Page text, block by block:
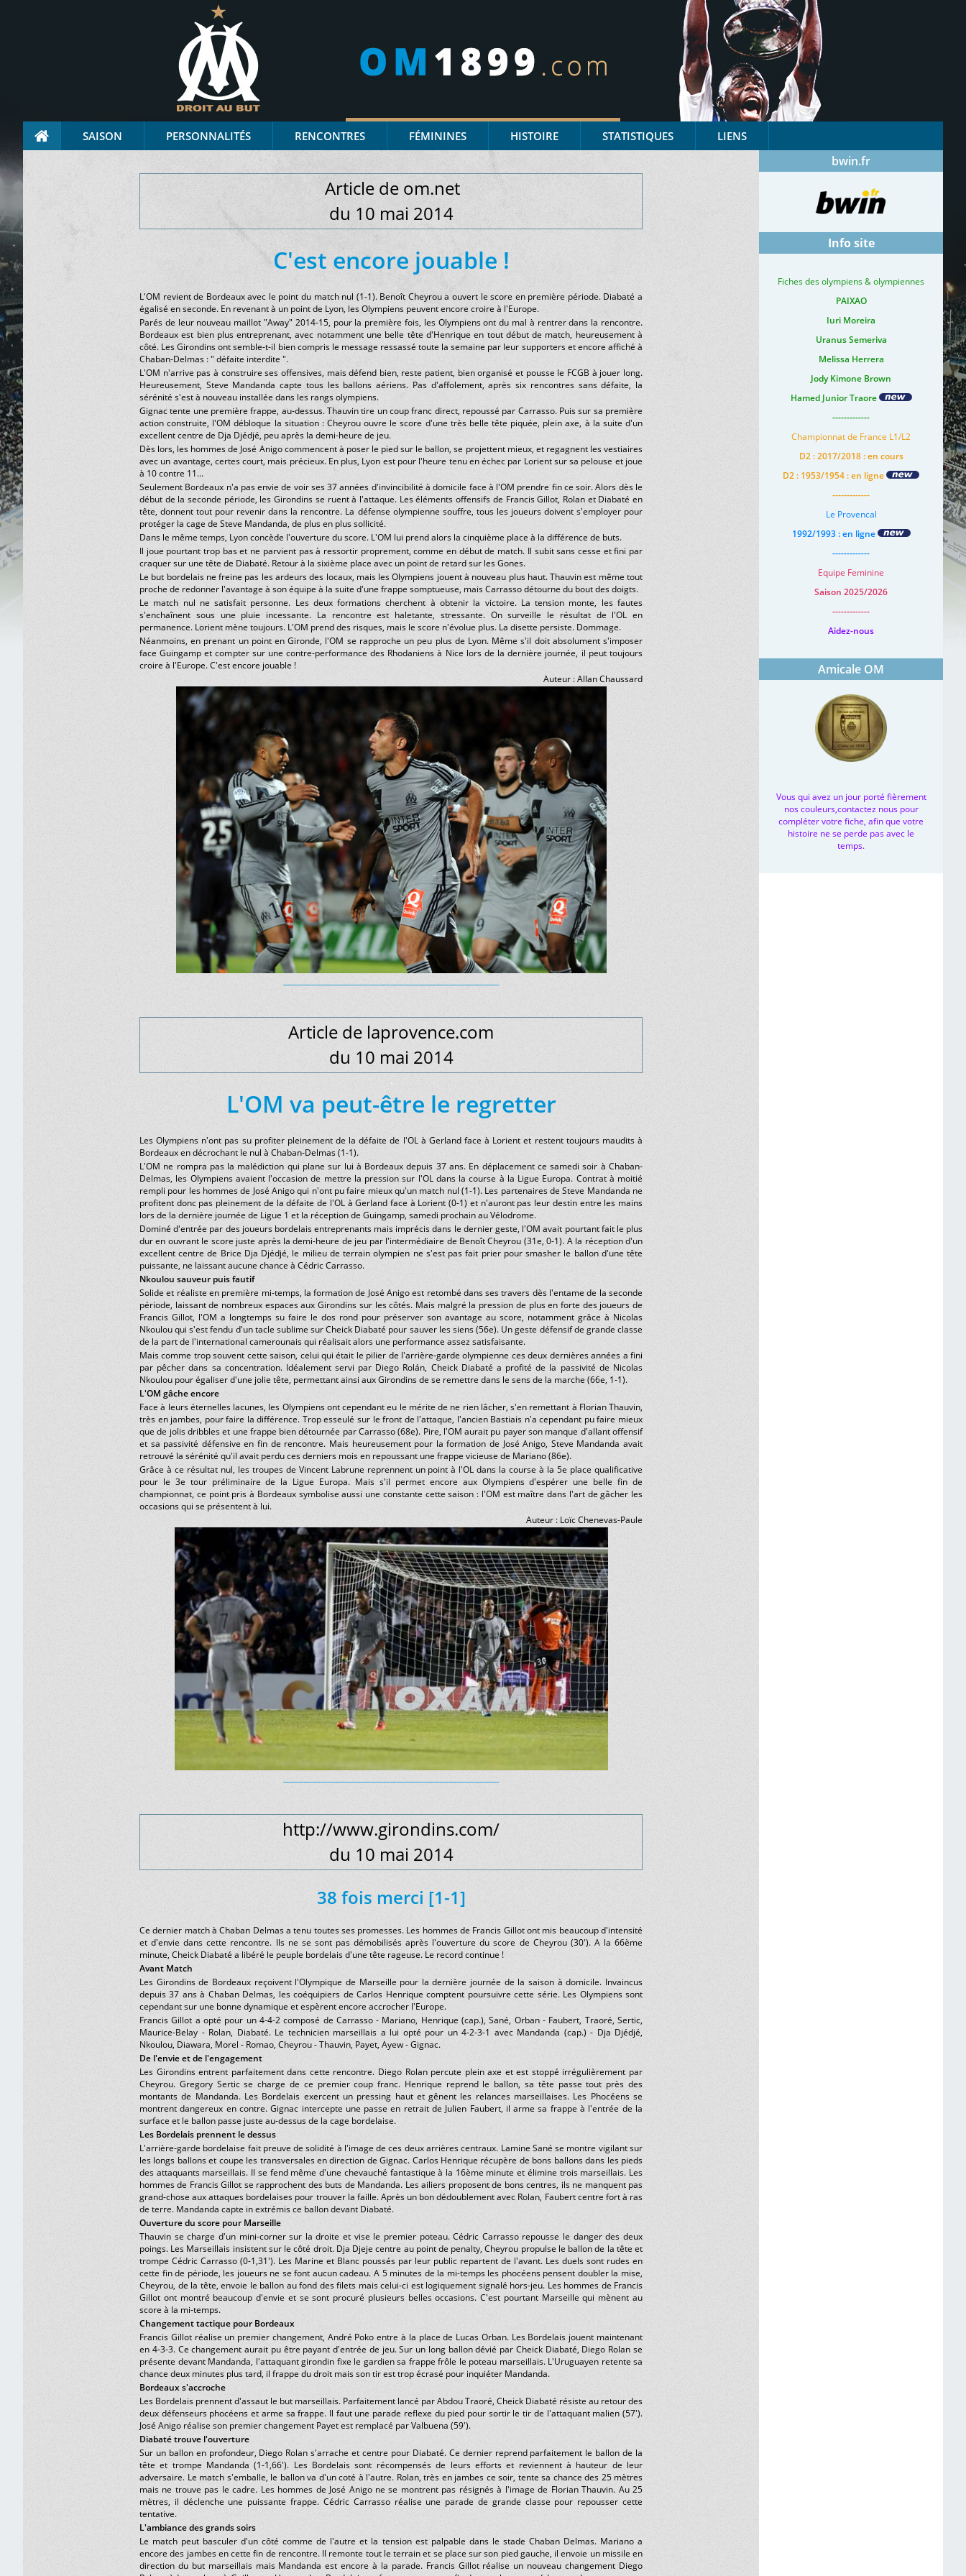
SAISON PERSONNALITÉS RENCONTRES FÉMININES HISTOIRE STATISTIQUES LIENS
.Article de om.net
du 10 mai 2014
C'est encore jouable !
L'OM revient de Bordeaux avec le point du match nul (1-1). Benoît Cheyrou a ouvert le score en première période. Diabaté a
égalisé en seconde. En revenant à un point de Lyon, les Olympiens peuvent encore croire à l'Europe.
Parés de leur nouveau maillot "Away" 2014-15, pour la première fois, les Olympiens ont du mal à rentrer dans la rencontre.
Bordeaux est bien plus entreprenant, avec notamment une belle tête d'Henrique en tout début de match, heureusement à
côté. Les Girondins ont semble-t-il bien compris le message ressassé toute la semaine par leur supporters et encore affiché à
Chaban-Delmas : " défaite interdite ".
L'OM n'arrive pas à construire ses offensives, mais défend bien, reste patient, bien organisé et pousse le FCGB à jouer long.
Heureusement, Steve Mandanda capte tous les ballons aériens. Pas d'affolement, après six rencontres sans défaite, la
sérénité s'est à nouveau installée dans les rangs olympiens.
Gignac tente une première frappe, au-dessus. Thauvin tire un coup franc direct, repoussé par Carrasso. Puis sur sa première
action construite, l'OM débloque la situation : Cheyrou ouvre le score d'une très belle tête piquée, plein axe, à la suite d'un
excellent centre de Dja Djédjé, peu après la demi-heure de jeu.
Dès lors, les hommes de José Anigo commencent à poser le pied sur le ballon, se projettent mieux, et regagnent les vestiaires
avec un avantage, certes court, mais précieux. En plus, Lyon est pour l'heure tenu en échec par Lorient sur sa pelouse et joue
à 10 contre 11...
Seulement Bordeaux n'a pas envie de voir ses 37 années d'invincibilité à domicile face à l'OM prendre fin ce soir. Alors dès le
début de la seconde période, les Girondins se ruent à l'attaque. Les éléments offensifs de Francis Gillot, Rolan et Diabaté en
tête, donnent tout pour revenir dans la rencontre. La défense olympienne souffre, tous les joueurs doivent s'employer pour
protéger la cage de Steve Mandanda, de plus en plus sollicité.
Dans le même temps, Lyon concède l'ouverture du score. L'OM lui prend alors la cinquième place à la différence de buts.
Il joue pourtant trop bas et ne parvient pas à ressortir proprement, comme en début de match. Il subit sans cesse et fini par
craquer sur une tête de Diabaté. Retour à la sixième place avec un point de retard sur les Gones.
Le but bordelais ne freine pas les ardeurs des locaux, mais les Olympiens jouent à nouveau plus haut. Thauvin est même tout
proche de redonner l'avantage à son équipe à la suite d'une frappe somptueuse, mais Carrasso détourne du bout des doigts.
Le match nul ne satisfait personne. Les deux formations cherchent à obtenir la victoire. La tension monte, les fautes
s'enchaînent sous une pluie incessante. La rencontre est haletante, stressante. On surveille le résultat de l'OL en
permanence. Lorient mène toujours. L'OM prend des risques, mais le score n'évolue plus. La disette persiste. Dommage.
Néanmoins, en prenant un point en Gironde, l'OM se rapproche un peu plus de Lyon. Même s'il doit absolument s'imposer
face Guingamp et compter sur une contre-performance des Rhodaniens à Nice lors de la dernière journée, il peut toujours
croire à l'Europe. C'est encore jouable !
Auteur : Allan Chaussard
Article de laprovence.com
du 10 mai 2014
.
L'OM va peut-être le regretter
Les Olympiens n'ont pas su profiter pleinement de la défaite de l'OL à Gerland face à Lorient et restent toujours maudits à
Bordeaux en décrochant le nul à Chaban-Delmas (1-1).
L'OM ne rompra pas la malédiction qui plane sur lui à Bordeaux depuis 37 ans. En déplacement ce samedi soir à Chaban-
Delmas, les Olympiens avaient l'occasion de mettre la pression sur l'OL dans la course à la Ligue Europa. Contrat à moitié
rempli pour les hommes de José Anigo qui n'ont pu faire mieux qu'un match nul (1-1). Les partenaires de Steve Mandanda ne
profitent donc pas pleinement de la défaite de l'OL à Gerland face à Lorient (0-1) et n'auront pas leur destin entre les mains
lors de la dernière journée de Ligue 1 et la réception de Guingamp, samedi prochain au Vélodrome.
Dominé d'entrée par des joueurs bordelais entreprenants mais imprécis dans le dernier geste, l'OM avait pourtant fait le plus
dur en ouvrant le score juste après la demi-heure de jeu par l'intermédiaire de Benoît Cheyrou (31e, 0-1). A la réception d'un
excellent centre de Brice Dja Djédjé, le milieu de terrain olympien ne s'est pas fait prier pour smasher le ballon d'une tête
puissante, ne laissant aucune chance à Cédric Carrasso.
Nkoulou sauveur puis fautif
Solide et réaliste en première mi-temps, la formation de José Anigo est retombé dans ses travers dès l'entame de la seconde
période, laissant de nombreux espaces aux Girondins sur les côtés. Mais malgré la pression de plus en forte des joueurs de
Francis Gillot, l'OM a longtemps su faire le dos rond pour préserver son avantage au score, notamment grâce à Nicolas
Nkoulou qui s'est fendu d'un tacle sublime sur Cheick Diabaté pour sauver les siens (56e). Un geste défensif de grande classe
de la part de l'international camerounais qui réalisait alors une performance assez satisfaisante.
Mais comme trop souvent cette saison, celui qui était le pilier de l'arrière-garde olympienne ces deux dernières années a fini
par pêcher dans sa concentration. Idéalement servi par Diego Rolán, Cheick Diabaté a profité de la passivité de Nicolas
Nkoulou pour égaliser d'une jolie tête, permettant ainsi aux Girondins de se remettre dans le sens de la marche (66e, 1-1).
L'OM gâche encore
Face à leurs éternelles lacunes, les Olympiens ont cependant eu le mérite de ne rien lâcher, s'en remettant à Florian Thauvin,
très en jambes, pour faire la différence. Trop esseulé sur le front de l'attaque, l'ancien Bastiais n'a cependant pu faire mieux
que de jolis dribbles et une frappe bien détournée par Carrasso (68e). Pire, l'OM aurait pu payer son manque d'allant offensif
et sa passivité défensive en fin de rencontre. Mais heureusement pour la formation de José Anigo, Steve Mandanda avait
retrouvé la sérénité qu'il avait perdu ces derniers mois en repoussant une frappe vicieuse de Mariano (86e).
Grâce à ce résultat nul, les troupes de Vincent Labrune reprennent un point à l'OL dans la course à la 5e place qualificative
pour le 3e tour préliminaire de la Ligue Europa. Mais s'il permet encore aux Olympiens d'espérer une belle fin de
championnat, ce point pris à Bordeaux symbolise aussi une constante cette saison : l'OM est maître dans l'art de gâcher les
occasions qui se présentent à lui.
Auteur : Loïc Chenevas-Paule
.
http://www.girondins.com/
du 10 mai 2014
.
38 fois merci [1-1]
Ce dernier match à Chaban Delmas a tenu toutes ses promesses. Les hommes de Francis Gillot ont mis beaucoup d'intensité
et d'envie dans cette rencontre. Ils ne se sont pas démobilisés après l'ouverture du score de Cheyrou (30'). A la 66ème
minute, Cheick Diabaté a libéré le peuple bordelais d'une tête rageuse. Le record continue !
Avant Match
Les Girondins de Bordeaux reçoivent l'Olympique de Marseille pour la dernière journée de la saison à domicile. Invaincus
depuis 37 ans à Chaban Delmas, les coéquipiers de Carlos Henrique comptent poursuivre cette série. Les Olympiens sont
cependant sur une bonne dynamique et espèrent encore accrocher l'Europe.
Francis Gillot a opté pour un 4-4-2 composé de Carrasso - Mariano, Henrique (cap.), Sané, Orban - Faubert, Traoré, Sertic,
Maurice-Belay - Rolan, Diabaté. Le technicien marseillais a lui opté pour un 4-2-3-1 avec Mandanda (cap.) - Dja Djédjé,
Nkoulou, Diawara, Morel - Romao, Cheyrou - Thauvin, Payet, Ayew - Gignac.
De l'envie et de l'engagement
Les Girondins entrent parfaitement dans cette rencontre. Diego Rolan percute plein axe et est stoppé irrégulièrement par
Cheyrou. Gregory Sertic se charge de ce premier coup franc. Henrique reprend le ballon, sa tête passe tout près des
montants de Mandanda. Les Bordelais exercent un pressing haut et gênent les relances marseillaises. Les Phocéens se
montrent dangereux en contre. Gignac intercepte une passe en retrait de Julien Faubert, il arme sa frappe à l'entrée de la
surface et le ballon passe juste au-dessus de la cage bordelaise.
Les Bordelais prennent le dessus
L'arrière-garde bordelaise fait preuve de solidité à l'image de ces deux arrières centraux. Lamine Sané se montre vigilant sur
les longs ballons et coupe les transversales en direction de Gignac. Carlos Henrique récupère de bons ballons dans les pieds
des attaquants marseillais. Il se fend même d'une chevauché fantastique à la 16ème minute et élimine trois marseillais. Les
hommes de Francis Gillot se rapprochent des buts de Mandanda. Les ailiers proposent de bons centres, ils ne manquent pas
grand-chose aux attaques bordelaises pour trouver la faille. Après un bon dédoublement avec Rolan, Faubert centre fort à ras
de terre. Mandanda capte in extrémis ce ballon devant Diabaté.
Ouverture du score pour Marseille
Thauvin se charge d'un mini-corner sur la droite et vise le premier poteau. Cédric Carrasso repousse le danger des deux
poings. Les Marseillais insistent sur le côté droit. Dja Djeje centre au point de penalty, Cheyrou propulse le ballon de la tête et
trompe Cédric Carrasso (0-1,31'). Les Marine et Blanc poussés par leur public repartent de l'avant. Les duels sont rudes en
cette fin de période, les joueurs ne se font aucun cadeau. A 5 minutes de la mi-temps les phocéens pensent doubler la mise,
Cheyrou, de la tête, envoie le ballon au fond des filets mais celui-ci est logiquement signalé hors-jeu. Les hommes de Francis
Gillot ont montré beaucoup d'envie et se sont procuré plusieurs belles occasions. C'est pourtant Marseille qui mènent au
score à la mi-temps.
Changement tactique pour Bordeaux
Francis Gillot réalise un premier changement, André Poko entre à la place de Lucas Orban. Les Bordelais jouent maintenant
en 4-3-3. Ce changement aurait pu être payant d'entrée de jeu. Sur un long ballon dévié par Cheick Diabaté, Diego Rolan se
présente devant Mandanda, l'attaquant girondin fixe le gardien sa frappe frôle le poteau marseillais. L'Uruguayen retente sa
chance deux minutes plus tard, il frappe du droit mais son tir est trop écrasé pour inquiéter Mandanda.
Bordeaux s'accroche
Les Bordelais prennent d'assaut le but marseillais. Parfaitement lancé par Abdou Traoré, Cheick Diabaté résiste au retour des
deux défenseurs phocéens et arme sa frappe. Il faut une parade reflexe du pied pour sortir le tir de l'attaquant malien (57').
José Anigo réalise son premier changement Payet est remplacé par Valbuena (59').
Diabaté trouve l'ouverture
Sur un ballon en profondeur, Diego Rolan s'arrache et centre pour Diabaté. Ce dernier reprend parfaitement le ballon de la
tête et trompe Mandanda (1-1,66'). Les Bordelais sont récompensés de leurs efforts et reviennent à hauteur de leur
adversaire. Le match s'emballe, le ballon va d'un coté à l'autre. Rolan, très en jambes ce soir, tente sa chance des 25 mètres
mais ne trouve pas le cadre. Les hommes de José Anigo ne se montrent pas résignés à l'image de Florian Thauvin. Au 25
mètres, il déclenche une puissante frappe. Cédric Carrasso réalise une parade de grande classe pour repousser cette
tentative.
L'ambiance des grands soirs
Le match peut basculer d'un côté comme de l'autre et la tension est palpable dans le stade Chaban Delmas. Mariano a
encore des jambes en cette fin de rencontre. Il remonte tout le terrain et se place sur son pied gauche, il envoie un missile en
direction du but marseillais mais Mandanda est encore à la parade. Francis Gillot réalise un nouveau changement Diego
bwin.fr
Info site
Fiches des olympiens & olympiennes
PAIXAO
Iuri Moreira
Uranus Semeriva
Melissa Herrera
Jody Kimone Brown
Hamed Junior Traore
-------------
Championnat de France L1/L2
D2 : 2017/2018 : en cours
D2 : 1953/1954 : en ligne
-------------
Le Provencal
1992/1993 : en ligne
-------------
Equipe Feminine
Saison 2025/2026
-------------
Aidez-nous
Amicale OM
Vous qui avez un jour porté fièrement
nos couleurs,contactez nous pour
compléter votre fiche, afin que votre
histoire ne se perde pas avec le
temps.